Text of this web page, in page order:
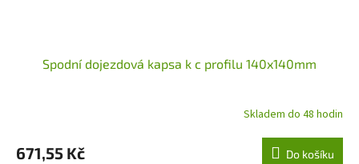
Spodní dojezdová kapsa k c profilu 140x140mm
Skladem do 48 hodin
671,55 Kč Do košíku